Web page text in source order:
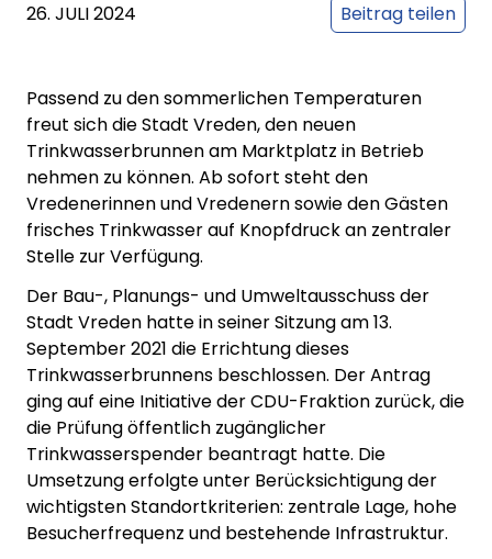
26. JULI 2024 Beitrag teilen
Passend zu den sommerlichen Temperaturen
freut sich die Stadt Vreden, den neuen
Trinkwasserbrunnen am Marktplatz in Betrieb
nehmen zu können. Ab sofort steht den
Vredenerinnen und Vredenern sowie den Gästen
frisches Trinkwasser auf Knopfdruck an zentraler
Stelle zur Verfügung.
Der Bau-, Planungs- und Umweltausschuss der
Stadt Vreden hatte in seiner Sitzung am 13.
September 2021 die Errichtung dieses
Trinkwasserbrunnens beschlossen. Der Antrag
ging auf eine Initiative der CDU-Fraktion zurück, die
die Prüfung öffentlich zugänglicher
Trinkwasserspender beantragt hatte. Die
Umsetzung erfolgte unter Berücksichtigung der
wichtigsten Standortkriterien: zentrale Lage, hohe
Besucherfrequenz und bestehende Infrastruktur.